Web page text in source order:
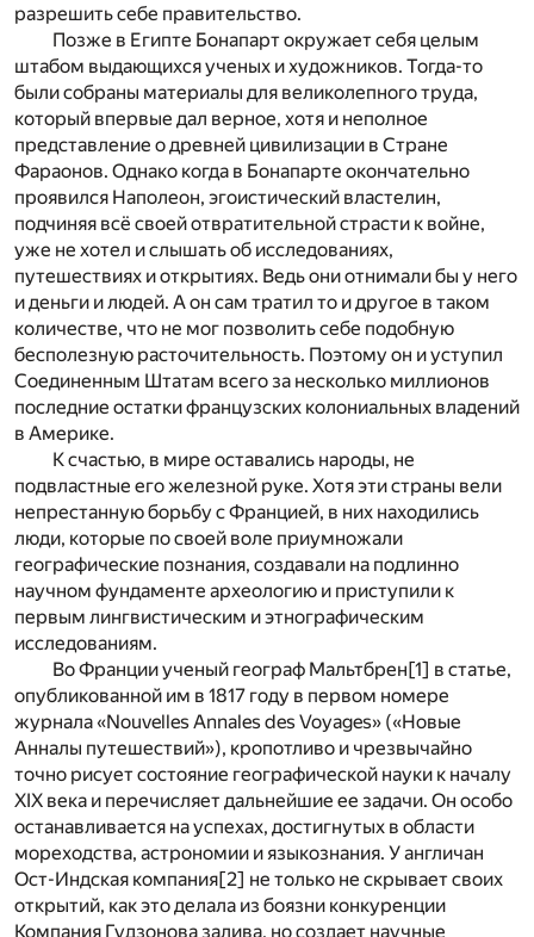
разрешить себе правительство.
Позже в Египте Бонапарт окружает себя целым
штабом выдающихся ученых и художников. Тогда-то
были собраны материалы для великолепного труда,
который впервые дал верное, хотя и неполное
представление о древней цивилизации в Стране
Фараонов. Однако когда в Бонапарте окончательно
проявился Наполеон, эгоистический властелин,
подчиняя всё своей отвратительной страсти к войне,
уже не хотел и слышать об исследованиях,
путешествиях и открытиях. Ведь они отнимали бы у него
и деньги и людей. А он сам тратил то и другое в таком
количестве, что не мог позволить себе подобную
бесполезную расточительность. Поэтому он и уступил
Соединенным Штатам всего за несколько миллионов
последние остатки французских колониальных владений
в Америке.
К счастью, в мире оставались народы, не
подвластные его железной руке. Хотя эти страны вели
непрестанную борьбу с Францией, в них находились
люди, которые по своей воле приумножали
географические познания, создавали на подлинно
научном фундаменте археологию и приступили к
первым лингвистическим и этнографическим
исследованиям.
Во Франции ученый географ Мальтбрен[1] в статье,
опубликованной им в 1817 году в первом номере
журнала «Nouvelles Annales des Voyages» («Новые
Анналы путешествий»), кропотливо и чрезвычайно
точно рисует состояние географической науки к началу
XIX века и перечисляет дальнейшие ее задачи. Он особо
останавливается на успехах, достигнутых в области
мореходства, астрономии и языкознания. У англичан
Ост-Индская компания[2] не только не скрывает своих
открытий, как это делала из боязни конкуренции
Компания Гудзонова залива, но создает научные